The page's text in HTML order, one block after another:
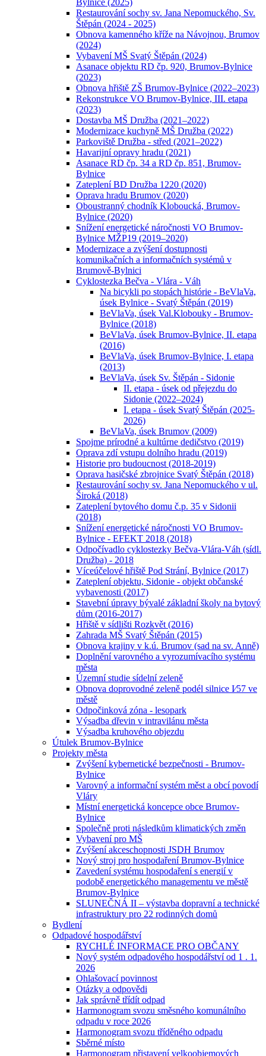
Bylnice (2025)
Restaurování sochy sv. Jana Nepomuckého, Sv.
Štěpán (2024 - 2025)
Obnova kamenného kříže na Návojnou, Brumov
(2024)
Vybavení MŠ Svatý Štěpán (2024)
Asanace objektu RD čp. 920, Brumov-Bylnice
(2023)
Obnova hřiště ZŠ Brumov-Bylnice (2022–2023)
Rekonstrukce VO Brumov-Bylnice, III. etapa
(2023)
Dostavba MŠ Družba (2021–2022)
Modernizace kuchyně MŠ Družba (2022)
Parkoviště Družba - střed (2021–2022)
Havarijní opravy hradu (2021)
Asanace RD čp. 34 a RD čp. 851, Brumov-
Bylnice
Zateplení BD Družba 1220 (2020)
Oprava hradu Brumov (2020)
Oboustranný chodník Kloboucká, Brumov-
Bylnice (2020)
Snížení energetické náročnosti VO Brumov-
Bylnice MŽP19 (2019–2020)
Modernizace a zvýšení dostupnosti
komunikačních a informačních systémů v
Brumově-Bylnici
Cyklostezka Bečva - Vlára - Váh
Na bicykli po stopách histórie - BeVlaVa,
úsek Bylnice - Svatý Štěpán (2019)
BeVlaVa, úsek Val.Klobouky - Brumov-
Bylnice (2018)
BeVlaVa, úsek Brumov-Bylnice, II. etapa
(2016)
BeVlaVa, úsek Brumov-Bylnice, I. etapa
(2013)
BeVlaVa, úsek Sv. Štěpán - Sidonie
II. etapa - úsek od přejezdu do
Sidonie (2022–2024)
I. etapa - úsek Svatý Štěpán (2025-
2026)
BeVlaVa, úsek Brumov (2009)
Spojme prírodné a kultúrne dedičstvo (2019)
Oprava zdí vstupu dolního hradu (2019)
Historie pro budoucnost (2018-2019)
Oprava hasičské zbrojnice Svatý Štěpán (2018)
Restaurování sochy sv. Jana Nepomuckého v ul.
Široká (2018)
Zateplení bytového domu č.p. 35 v Sidonii
(2018)
Snížení energetické náročnosti VO Brumov-
Bylnice - EFEKT 2018 (2018)
Odpočívadlo cyklostezky Bečva-Vlára-Váh (sídl.
Družba) - 2018
Víceúčelové hřiště Pod Strání, Bylnice (2017)
Zateplení objektu, Sidonie - objekt občanské
vybavenosti (2017)
Stavební úpravy bývalé základní školy na bytový
dům (2016-2017)
Hřiště v sídlišti Rozkvět (2016)
Zahrada MŠ Svatý Štěpán (2015)
Obnova krajiny v k.ú. Brumov (sad na sv. Anně)
Doplnění varovného a vyrozumívacího systému
města
Územní studie sídelní zeleně
Obnova doprovodné zeleně podél silnice I⁄57 ve
městě
Odpočinková zóna - lesopark
Výsadba dřevin v intravilánu města
Výsadba kruhového objezdu
Útulek Brumov-Bylnice
Projekty města
Zvýšení kybernetické bezpečnosti - Brumov-
Bylnice
Varovný a informační systém měst a obcí povodí
Vláry
Místní energetická koncepce obce Brumov-
Bylnice
Společně proti následkům klimatických změn
Vybavení pro MŠ
Zvýšení akceschopnosti JSDH Brumov
Nový stroj pro hospodaření Brumov-Bylnice
Zavedení systému hospodaření s energií v
podobě energetického managementu ve městě
Brumov-Bylnice
SLUNEČNÁ II – výstavba dopravní a technické
infrastruktury pro 22 rodinných domů
Bydlení
Odpadové hospodářství
RYCHLÉ INFORMACE PRO OBČANY
Nový systém odpadového hospodářství od 1 . 1.
2026
Ohlašovací povinnost
Otázky a odpovědi
Jak správně třídít odpad
Harmonogram svozu směsného komunálního
odpadu v roce 2026
Harmonogram svozu tříděného odpadu
Sběrné místo
Harmonogram přistavení velkoobjemových